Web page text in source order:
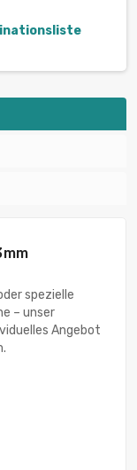
spezielle
– unser
Angebot